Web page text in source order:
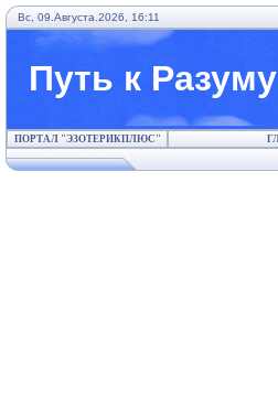
Вс, 09.Августа.2026, 16:11
Путь к
ПОРТАЛ "ЭЗОТЕРИКПЛЮС"